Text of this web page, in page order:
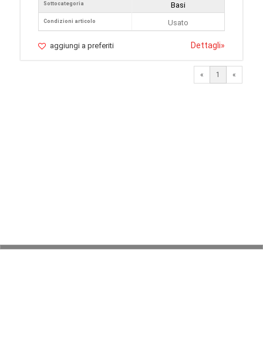
Sottocategoria
Condizioni articolo
Basi
Usato
aggiungi a preferiti Dettagli»
« 1 «